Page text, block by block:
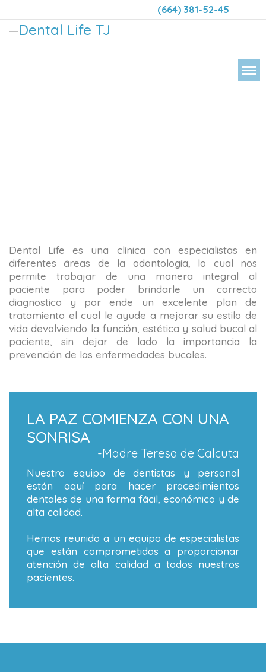
(664) 381-52-45
Dental Life es una clínica con especialistas en
diferentes áreas de la odontología, lo cual nos
permite trabajar de una manera integral al
paciente para poder brindarle un correcto
diagnostico y por ende un excelente plan de
tratamiento el cual le ayude a mejorar su estilo de
vida devolviendo la función, estética y salud bucal al
paciente, sin dejar de lado la importancia la
prevención de las enfermedades bucales.
LA PAZ COMIENZA CON UNA
SONRISA
-Madre Teresa de Calcuta
Nuestro equipo de dentistas y personal
están aquí para hacer procedimientos
dentales de una forma fácil, económico y de
alta calidad.
Hemos reunido a un equipo de especialistas
que están comprometidos a proporcionar
atención de alta calidad a todos nuestros
pacientes.